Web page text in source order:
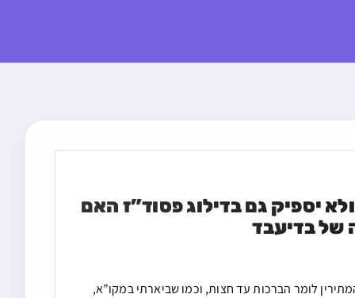
של בדיעבד
לומר הברכות עד חצות, וכמו שביארתי במקו”א,